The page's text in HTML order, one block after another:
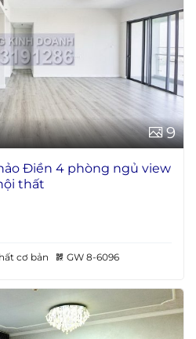
9
Điền 4 phòng ngủ view
thất
cơ bản GW 8-6096